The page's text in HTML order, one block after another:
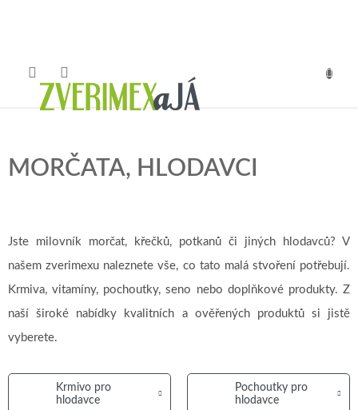
MORČATA, HLODAVCI
Jste milovník morčat, křečků, potkanů či jiných hlodavců? V
našem zverimexu naleznete vše, co tato malá stvoření potřebují.
Krmiva, vitamíny, pochoutky, seno nebo doplňkové produkty. Z
naší široké nabídky kvalitních a ověřených produktů si jistě
vyberete.
Krmivo pro
hlodavce
Pochoutky pro
hlodavce